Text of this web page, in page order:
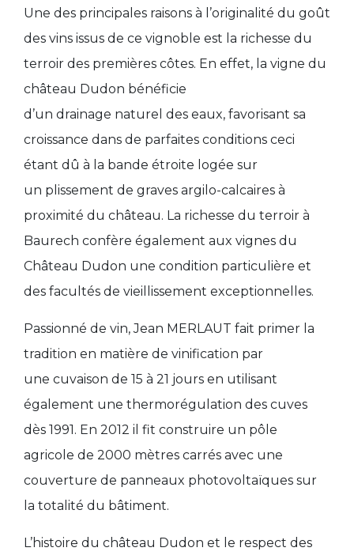
Une des principales raisons à l’originalité du goût
des vins issus de ce vignoble est la richesse du
terroir des premières côtes. En effet, la vigne du
château Dudon bénéficie
d’un drainage naturel des eaux, favorisant sa
croissance dans de parfaites conditions ceci
étant dû à la bande étroite logée sur
un plissement de graves argilo-calcaires à
proximité du château. La richesse du terroir à
Baurech confère également aux vignes du
Château Dudon une condition particulière et
des facultés de vieillissement exceptionnelles.
Passionné de vin, Jean MERLAUT fait primer la
tradition en matière de vinification par
une cuvaison de 15 à 21 jours en utilisant
également une thermorégulation des cuves
dès 1991. En 2012 il fit construire un pôle
agricole de 2000 mètres carrés avec une
couverture de panneaux photovoltaïques sur
la totalité du bâtiment.
L’histoire du château Dudon et le respect des